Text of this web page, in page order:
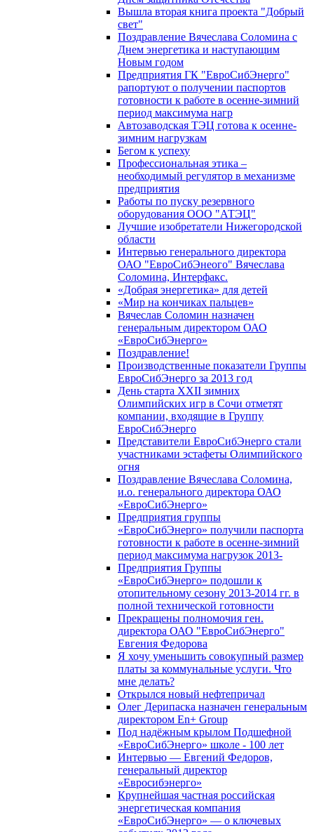
Вышла вторая книга проекта "Добрый
свет"
Поздравление Вячеслава Соломина с
Днем энергетика и наступающим
Новым годом
Предприятия ГК "ЕвроСибЭнерго"
рапортуют о получении паспортов
готовности к работе в осенне-зимний
период максимума нагр
Автозаводская ТЭЦ готова к осенне-
зимним нагрузкам
Бегом к успеху
Профессиональная этика –
необходимый регулятор в механизме
предприятия
Работы по пуску резервного
оборудования ООО "АТЭЦ"
Лучшие изобретатели Нижегородской
области
Интервью генерального директора
ОАО "ЕвроСибЭнеого" Вячеслава
Соломина, Интерфакс.
«Добрая энергетика» для детей
«Мир на кончиках пальцев»
Вячеслав Соломин назначен
генеральным директором ОАО
«ЕвроСибЭнерго»
Поздравление!
Производственные показатели Группы
ЕвроСибЭнерго за 2013 год
День старта XXII зимних
Олимпийских игр в Сочи отметят
компании, входящие в Группу
ЕвроСибЭнерго
Представители ЕвроСибЭнерго стали
участниками эстафеты Олимпийского
огня
Поздравление Вячеслава Соломина,
и.о. генерального директора ОАО
«ЕвроСибЭнерго»
Предприятия группы
«ЕвроСибЭнерго» получили паспорта
готовности к работе в осенне-зимний
период максимума нагрузок 2013-
Предприятия Группы
«ЕвроСибЭнерго» подошли к
отопительному сезону 2013-2014 гг. в
полной технической готовности
Прекращены полномочия ген.
директора ОАО "ЕвроСибЭнерго"
Евгения Федорова
Я хочу уменьшить совокупный размер
платы за коммунальные услуги. Что
мне делать?
Открылся новый нефтепричал
Олег Дерипаска назначен генеральным
директором En+ Group
Под надёжным крылом Подшефной
«ЕвроСибЭнерго» школе - 100 лет
Интервью — Евгений Федоров,
генеральный директор
«Евросибэнерго»
Крупнейшая частная российская
энергетическая компания
«ЕвроСибЭнерго» — о ключевых